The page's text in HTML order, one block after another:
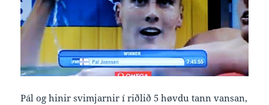
Pál og hinir svimjarnir í riðlið 5 høvdu tann vansan,